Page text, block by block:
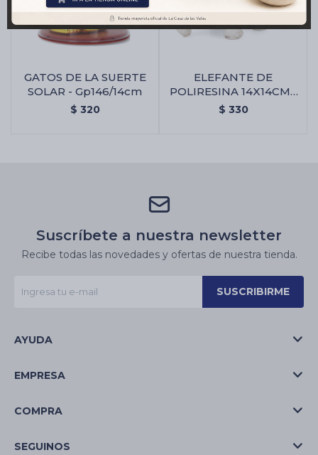
GATOS DE LA SUERTE
SOLAR - Gp146/14cm
$ 320
ELEFANTE DE
POLIRESINA 14X14CM -
GP103 - Gp103/a Blanco
$ 330
Suscríbete a nuestra newsletter
Recibe todas las novedades y ofertas de nuestra tienda.
SUSCRIBIRME
AYUDA
EMPRESA
COMPRA
SEGUINOS